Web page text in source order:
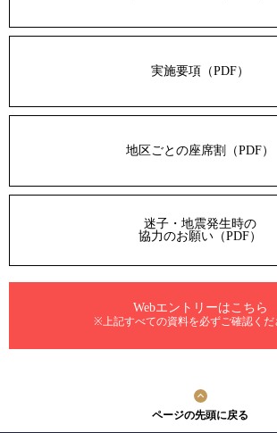
実施要項（PDF）
地区ごとの座席割（PDF）
迷子・地震発生時の
協力のお願い（PDF）
Webエントリーはこちら
※上記すべての資料を必ずご確認くだ
ページの先頭に戻る